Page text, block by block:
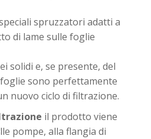
spruzzatori adatti a
di lame sulle foglie
solidi e, se presente, del
sono perfettamente
nuovo ciclo di filtrazione.
il prodotto viene
pompe, alla flangia di